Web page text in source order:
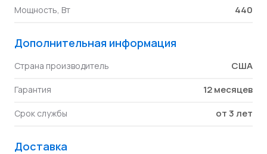
Мощность, Вт 440
Дополнительная информация
Страна производитель США
Гарантия 12 месяцев
Срок службы от 3 лет
Доставка